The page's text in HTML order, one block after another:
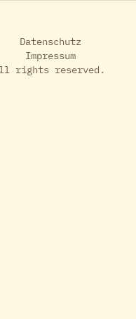
Datenschutz
Impressum
rights reserved.